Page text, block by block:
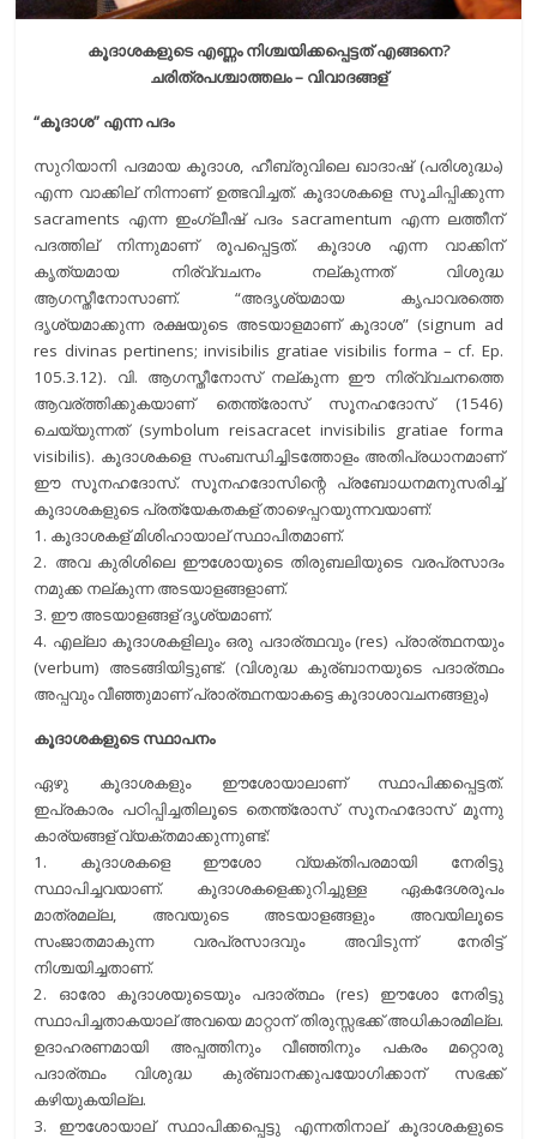
കൂദാശകളുടെ എണ്ണം നിശ്ചയിക്കപ്പെട്ടത് എങ്ങനെ?
ചരിത്രപശ്ചാത്തലം – വിവാദങ്ങള്
“കൂദാശ” എന്ന പദം
സുറിയാനി പദമായ കൂദാശ, ഹീബ്രുവിലെ ഖാദാഷ് (പരിശുദ്ധം)
എന്ന വാക്കില് നിന്നാണ് ഉത്ഭവിച്ചത്. കൂദാശകളെ സൂചിപ്പിക്കുന്ന
sacraments എന്ന ഇംഗ്ലീഷ് പദം sacramentum എന്ന ലത്തീന്
പദത്തില് നിന്നുമാണ് രൂപപ്പെട്ടത്. കൂദാശ എന്ന വാക്കിന്
കൃത്യമായ നിര്വ്വചനം നല്കുന്നത് വിശുദ്ധ
ആഗസ്തീനോസാണ്. “അദൃശ്യമായ കൃപാവരത്തെ
ദൃശ്യമാക്കുന്ന രക്ഷയുടെ അടയാളമാണ് കൂദാശ” (signum ad
res divinas pertinens; invisibilis gratiae visibilis forma – cf. Ep.
105.3.12). വി. ആഗസ്തീനോസ് നല്കുന്ന ഈ നിര്വ്വചനത്തെ
ആവര്ത്തിക്കുകയാണ് തെന്ത്രോസ് സൂനഹദോസ് (1546)
ചെയ്യുന്നത് (symbolum reisacracet invisibilis gratiae forma
visibilis). കൂദാശകളെ സംബന്ധിച്ചിടത്തോളം അതിപ്രധാനമാണ്
ഈ സൂനഹദോസ്. സൂനഹദോസിന്റെ പ്രബോധനമനുസരിച്ച്
കൂദാശകളുടെ പ്രത്യേകതകള് താഴെപ്പറയുന്നവയാണ്:
1. കൂദാശകള് മിശിഹായാല് സ്ഥാപിതമാണ്.
2. അവ കുരിശിലെ ഈശോയുടെ തിരുബലിയുടെ വരപ്രസാദം
നമുക്ക നല്കുന്ന അടയാളങ്ങളാണ്.
3. ഈ അടയാളങ്ങള് ദൃശ്യമാണ്.
4. എല്ലാ കൂദാശകളിലും ഒരു പദാര്ത്ഥവും (res) പ്രാര്ത്ഥനയും
(verbum) അടങ്ങിയിട്ടുണ്ട്. (വിശുദ്ധ കുര്ബാനയുടെ പദാര്ത്ഥം
അപ്പവും വീഞ്ഞുമാണ് പ്രാര്ത്ഥനയാകട്ടെ കൂദാശാവചനങ്ങളും)
കൂദാശകളുടെ സ്ഥാപനം
ഏഴു കൂദാശകളും ഈശോയാലാണ് സ്ഥാപിക്കപ്പെട്ടത്.
ഇപ്രകാരം പഠിപ്പിച്ചതിലൂടെ തെന്ത്രോസ് സൂനഹദോസ് മൂന്നു
കാര്യങ്ങള് വ്യക്തമാക്കുന്നുണ്ട്:
1. കൂദാശകളെ ഈശോ വ്യക്തിപരമായി നേരിട്ടു
സ്ഥാപിച്ചവയാണ്. കൂദാശകളെക്കുറിച്ചുള്ള ഏകദേശരൂപം
മാത്രമല്ല, അവയുടെ അടയാളങ്ങളും അവയിലൂടെ
സംജാതമാകുന്ന വരപ്രസാദവും അവിടുന്ന് നേരിട്ട്
നിശ്ചയിച്ചതാണ്.
2. ഓരോ കൂദാശയുടെയും പദാര്ത്ഥം (res) ഈശോ നേരിട്ടു
സ്ഥാപിച്ചതാകയാല് അവയെ മാറ്റാന് തിരുസ്സഭക്ക് അധികാരമില്ല.
ഉദാഹരണമായി അപ്പത്തിനും വീഞ്ഞിനും പകരം മറ്റൊരു
പദാര്ത്ഥം വിശുദ്ധ കുര്ബാനക്കുപയോഗിക്കാന് സഭക്ക്
കഴിയുകയില്ല.
3. ഈശോയാല് സ്ഥാപിക്കപ്പെട്ടു എന്നതിനാല് കൂദാശകളുടെ